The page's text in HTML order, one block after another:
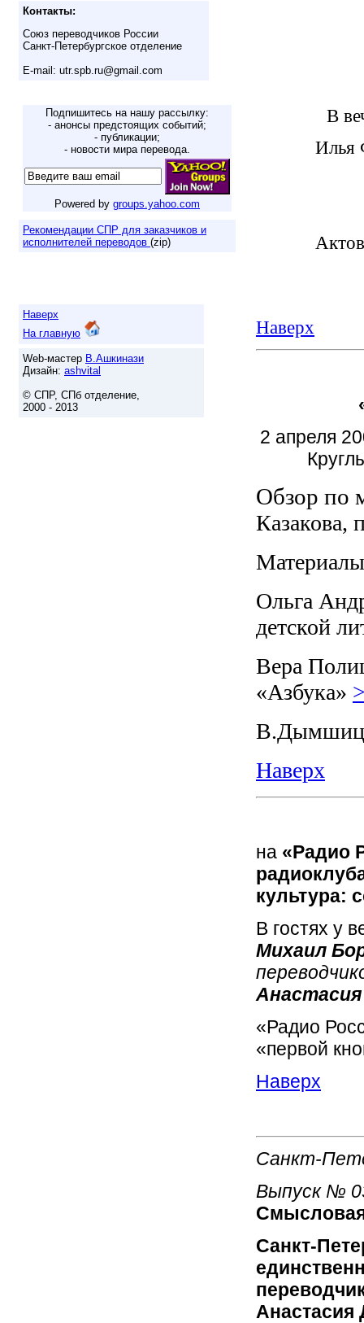
Контакты:
Союз переводчиков России
Санкт-Петербургское отделение
E-mail: utr.spb.ru@gmail.com
Подпишитесь на нашу рассылку:
- анонсы предстоящих событий;
- публикации;
- новости мира перевода.
Powered by groups.yahoo.com
Рекомендации СПР для заказчиков и
исполнителей переводов (zip)
Наверх
На главную
Web-мастер В.Ашкинази
Дизайн: ashvital
© СПР, СПб отделение,
2000 - 2013
В
Илья
Наверх
2 апреля
Обзор по
Казакова,
Ольга
детской
Вера
«Азбука»
В.Дымшиц
Наверх
на «Радио
культура:
В гостях у
Михаил
«Радио
«первой
Наверх
Санкт-
Выпуск №
Смысловая
Санкт-